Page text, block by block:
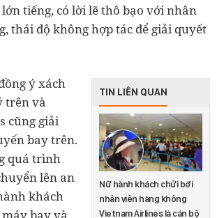
tiếng, có lời lẽ thô bạo với nhân
thái độ không hợp tác để giải quyết
TIN LIÊN QUAN
Nữ hành khách chửi bới
nhân viên hàng không
Vietnam Airlines là cán bộ
ý xách
trên và
cũng giải
bay trên.
quá trình
lên an
khách
bay và